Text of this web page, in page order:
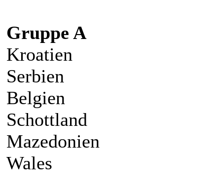
Gruppe A
Kroatien
Serbien
Belgien
Schottland
Mazedonien
Wales